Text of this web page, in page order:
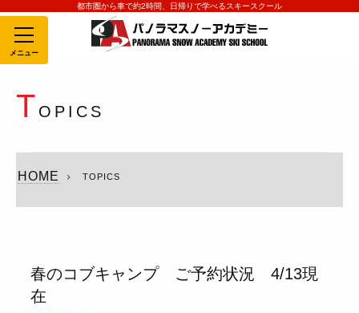
都市圏から車で約2時間、日帰りで学べるスキースクール
MENU
T OPICS
HOME TOPICS
春のコブキャンプ ご予約状況 4/13現
在